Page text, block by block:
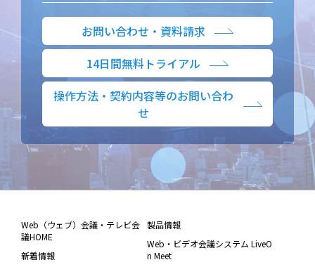
お問い合わせ・資料請求
14日間無料トライアル
操作方法・契約内容等のお問い合わ
せ
Web（ウェブ）会議・テレビ会
議HOME
新着情報
製品情報
Web・ビデオ会議システム LiveO
n Meet